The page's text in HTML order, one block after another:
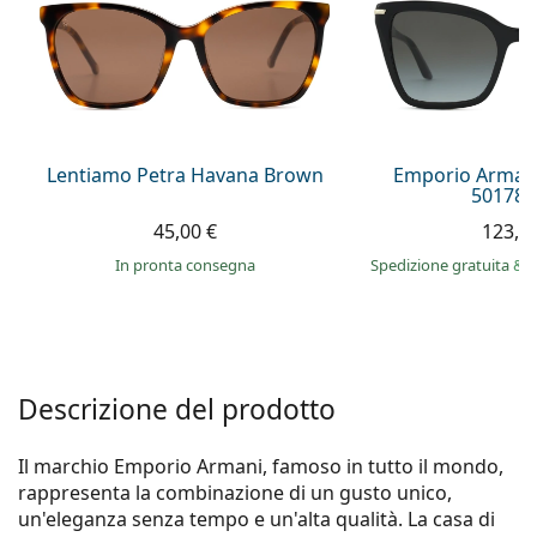
Tutte le marche
Persol
Prada
Tutte le soluzioni
è online
Lentiamo Petra Havana Brown
45,00 €
in pronta consegna
Emporio
Spedizione gratuita&
Descrizione del prodotto
Il marchio Emporio Armani, famoso in tutto il mondo,
rappresenta la combinazione di un gusto unico,
un'eleganza senza tempo e un'alta qualità. La casa di